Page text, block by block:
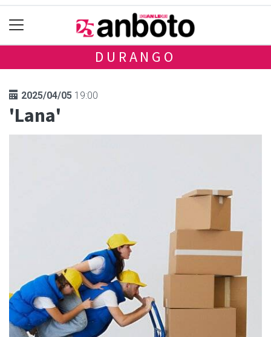
DURANGO
2025/04/05 19:00
'Lana'